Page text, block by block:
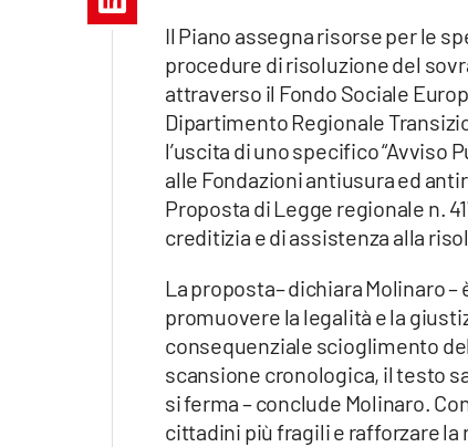
Vai
Il Piano assegna risorse per le
procedure di risoluzione del
attraverso il Fondo Sociale
Dipartimento Regionale
l’uscita di uno specifico
alle Fondazioni antiusura ed
Proposta di Legge regionale n.
creditizia e di assistenza alla
La proposta– dichiara Molinaro
promuovere la legalità e la
consequenziale scioglimento
scansione cronologica, il testo
si ferma – conclude Molinaro.
cittadini più fragili e rafforzare la